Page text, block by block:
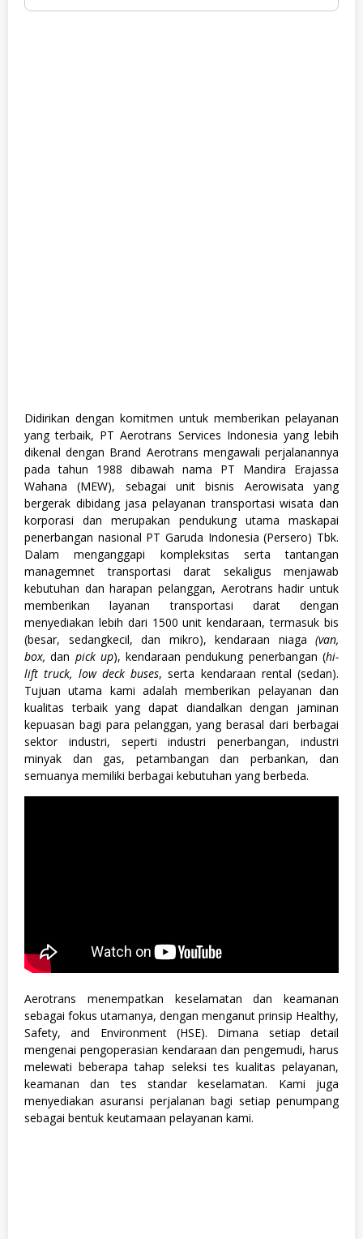
d
Didirikan dengan komitmen untuk memberikan pelayanan
yang terbaik, PT Aerotrans Services Indonesia yang lebih
dikenal dengan Brand Aerotrans mengawali perjalanannya
pada tahun 1988 dibawah nama PT Mandira Erajassa
Wahana (MEW), sebagai unit bisnis Aerowisata yang
bergerak dibidang jasa pelayanan transportasi wisata dan
korporasi dan merupakan pendukung utama maskapai
penerbangan nasional PT Garuda Indonesia (Persero) Tbk.
Dalam menganggapi kompleksitas serta tantangan
managemnet transportasi darat sekaligus menjawab
kebutuhan dan harapan pelanggan, Aerotrans hadir untuk
memberikan layanan transportasi darat dengan
menyediakan lebih dari 1500 unit kendaraan, termasuk bis
(besar, sedangkecil, dan mikro), kendaraan niaga (van,
box,dan pick up), kendaraan pendukung penerbangan (hi-
lift truck, low deck buses, serta kendaraan rental (sedan).
Tujuan utama kami adalah memberikan pelayanan dan
kualitas terbaik yang dapat diandalkan dengan jaminan
kepuasan bagi para pelanggan, yang berasal dari berbagai
sektor industri, seperti industri penerbangan, industri
minyak dan gas, petambangan dan perbankan, dan
semuanya memiliki berbagai kebutuhan yang berbeda.
Aerotrans menempatkan keselamatan dan keamanan
sebagai fokus utamanya, dengan menganut prinsip Healthy,
Safety, and Environment (HSE). Dimana setiap detail
mengenai pengoperasian kendaraan dan pengemudi, harus
melewati beberapa tahap seleksi tes kualitas pelayanan,
keamanan dan tes standar keselamatan. Kami juga
menyediakan asuransi perjalanan bagi setiap penumpang
sebagai bentuk keutamaan pelayanan kami.